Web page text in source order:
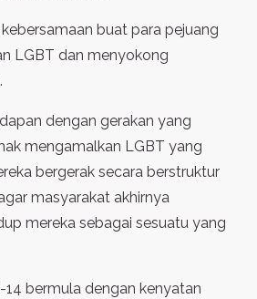
buat para pejuang
LGBT dan menyokong
dengan gerakan yang
mengamalkan LGBT yang
bergerak secara berstruktur
masyarakat akhirnya
mereka sebagai sesuatu yang
14 bermula dengan kenyatan